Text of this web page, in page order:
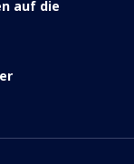
auf die